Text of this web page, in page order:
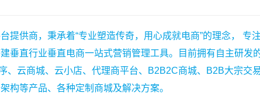
提供商，秉承着“专业塑造传奇，用心成就电商”的理念， 专
垂直行业垂直电商一站式营销管理工具。目前拥有自主研发
、云商城、云小店、代理商平台、B2B2C商城、B2B大宗交
构等产品、各种定制商城及解决方案。